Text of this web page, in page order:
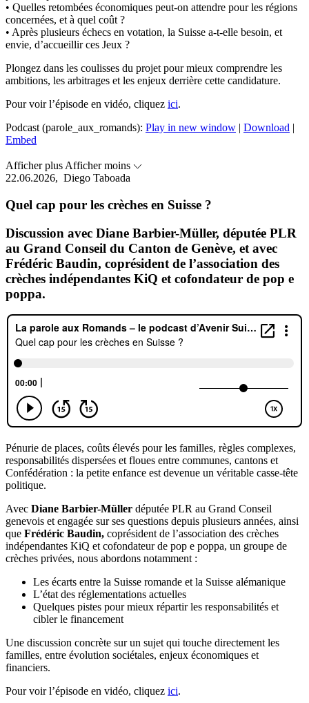
• Quelles retombées économiques peut-on attendre pour les régions
concernées, et à quel coût ?
• Après plusieurs échecs en votation, la Suisse a-t-elle besoin, et
envie, d’accueillir ces Jeux ?
Plongez dans les coulisses du projet pour mieux comprendre les
ambitions, les arbitrages et les enjeux derrière cette candidature.
Pour voir l’épisode en vidéo, cliquez ici.
Podcast (parole_aux_romands): Play in new window | Download |
Embed
Afficher plus Afficher moins
22.06.2026, Diego Taboada
Quel cap pour les crèches en Suisse ?
Discussion avec Diane Barbier-Müller, députée PLR
au Grand Conseil du Canton de Genève, et avec
Frédéric Baudin, coprésident de l’association des
crèches indépendantes KiQ et cofondateur de pop e
poppa.
Pénurie de places, coûts élevés pour les familles, règles complexes,
responsabilités dispersées et floues entre communes, cantons et
Confédération : la petite enfance est devenue un véritable casse-tête
politique.
Avec Diane Barbier-Müller députée PLR au Grand Conseil
genevois et engagée sur ses questions depuis plusieurs années, ainsi
que Frédéric Baudin, coprésident de l’association des crèches
indépendantes KiQ et cofondateur de pop e poppa, un groupe de
crèches privées, nous abordons notamment :
Les écarts entre la Suisse romande et la Suisse alémanique
L’état des réglementations actuelles
Quelques pistes pour mieux répartir les responsabilités et
cibler le financement
Une discussion concrète sur un sujet qui touche directement les
familles, entre évolution sociétales, enjeux économiques et
financiers.
Pour voir l’épisode en vidéo, cliquez ici.